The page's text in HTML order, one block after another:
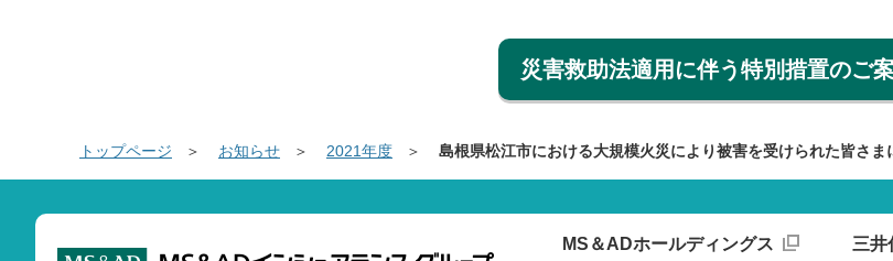
災害救助法適用に伴う特別措置のご
トップページ お知らせ 2021年度 島根県松江市における大規模火災により被害を受けられた皆さま
MS＆ADホールディングス 三井